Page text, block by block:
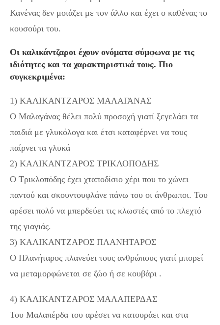
Κανένας δεν μοιάζει με τον άλλο και έχει ο καθένας το
κουσούρι του.
Οι καλικάντζαροι έχουν ονόματα σύμφωνα με τις
ιδιότητες και τα χαρακτηριστικά τους. Πιο
συγκεκριμένα:
1) ΚΑΛΙΚΑΝΤΖΑΡΟΣ ΜΑΛΑΓΑΝΑΣ
Ο Μαλαγάνας θέλει πολύ προσοχή γιατί ξεγελάει τα
παιδιά με γλυκόλογα και έτσι καταφέρνει να τους
παίρνει τα γλυκά
2) ΚΑΛΙΚΑΝΤΖΑΡΟΣ ΤΡΙΚΛΟΠΟΔΗΣ
Ο Τρικλοπόδης έχει χταποδίσιο χέρι που το χώνει
παντού και σκουντουφλάνε πάνω του οι άνθρωποι. Του
αρέσει πολύ να μπερδεύει τις κλωστές από το πλεχτό
της γιαγιάς.
3) ΚΑΛΙΚΑΝΤΖΑΡΟΣ ΠΛΑΝΗΤΑΡΟΣ
Ο Πλανήταρος πλανεύει τους ανθρώπους γιατί μπορεί
να μεταμορφώνεται σε ζώο ή σε κουβάρι .
4) ΚΑΛΙΚΑΝΤΖΑΡΟΣ ΜΑΛΑΠΕΡΔΑΣ
Του Μαλαπέρδα του αρέσει να κατουράει και στα